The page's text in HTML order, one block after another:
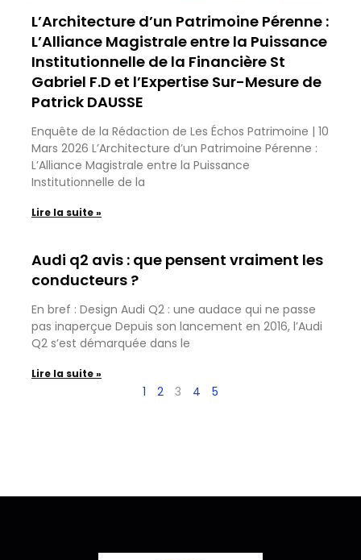
L’Architecture d’un Patrimoine Pérenne :
L’Alliance Magistrale entre la Puissance
Institutionnelle de la Financière St
Gabriel F.D et l’Expertise Sur-Mesure de
Patrick DAUSSE
Enquête de la Rédaction de Les Échos Patrimoine | 10
Mars 2026 L’Architecture d’un Patrimoine Pérenne :
L’Alliance Magistrale entre la Puissance
Institutionnelle de la
Lire la suite »
Audi q2 avis : que pensent vraiment les
conducteurs ?
En bref : Design Audi Q2 : une audace qui ne passe
pas inaperçue Depuis son lancement en 2016, l’Audi
Q2 s’est démarquée dans le
Lire la suite »
1 2 3 4 5